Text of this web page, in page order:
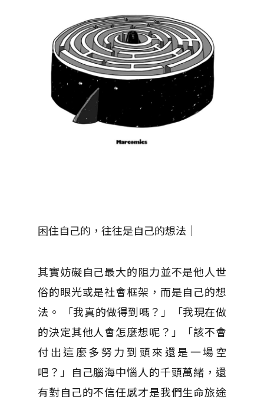
困住自己的，往往是自己的想法｜
其實妨礙自己最大的阻力並不是他人世
俗的眼光或是社會框架，而是自己的想
法。 「我真的做得到嗎？」「我現在做
的決定其他人會怎麼想呢？」「該不會
付出這麼多努力到頭來還是一場空
吧？」自己腦海中惱人的千頭萬緒，還
有對自己的不信任感才是我們生命旅途